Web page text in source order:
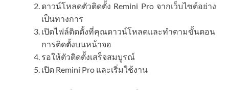
ดาวน์โหลดตัวติดตั้ง Remini Pro จากเว็บไซต์อย่าง
เป็นทางการ
เปิดไฟล์ติดตั้งที่คุณดาวน์โหลดและทำตามขั้นตอน
การติดตั้งบนหน้าจอ
รอให้ตัวติดตั้งเสร็จสมบูรณ์
เปิด Remini Pro และเริ่มใช้งาน